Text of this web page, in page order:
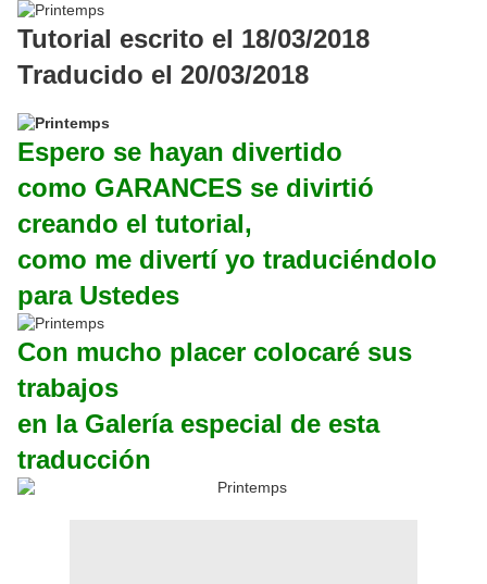
Tutorial escrito el 18/03/2018
Traducido el 20/03/2018
Espero se hayan divertido
como GARANCES se divirtió
creando el tutorial,
como me divertí yo traduciéndolo
para Ustedes
Con mucho placer colocaré sus
trabajos
en la Galería especial de esta
traducción